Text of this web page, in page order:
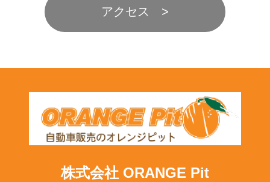
アクセス
株式会社 ORANGE Pit